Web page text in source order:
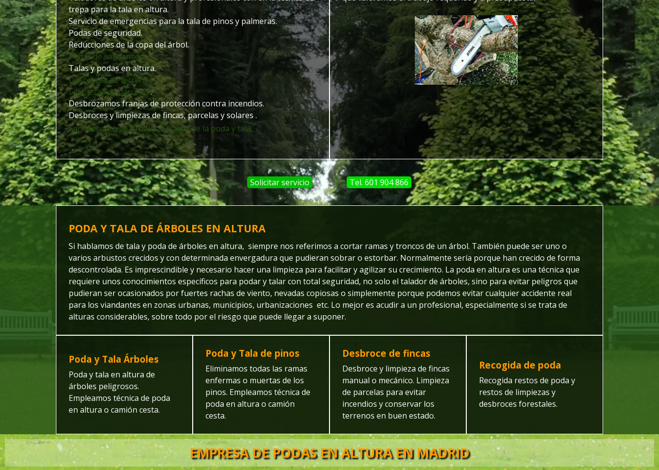
trepa para la tala en altura.
Servicio de emergencias para la tala de pinos y palmeras.
Podas de seguridad.
Reducciones de la copa del árbol.
Podas de saneamiento.
Talas y podas en altura.
Desbroces de terrenos.
Limpiezas de parcelas..
Desbrozamos franjas de protección contra incendios.
Desbroces y limpiezas de fincas, parcelas y solares .
Saneamiento de Árboles a través de la poda y tala.
Solicitar servicio Tel. 601 904 866
PODA Y TALA DE ÁRBOLES EN ALTURA
Si hablamos de tala y poda de árboles en altura, siempre nos referimos a cortar ramas y troncos de un árbol. También puede ser uno o
varios arbustos crecidos y con determinada envergadura que pudieran sobrar o estorbar. Normalmente sería porque han crecido de forma
descontrolada. Es imprescindible y necesario hacer una limpieza para facilitar y agilizar su crecimiento. La poda en altura es una técnica que
requiere unos conocimientos específicos para podar y talar con total seguridad, no solo el talador de árboles, sino para evitar peligros que
pudieran ser ocasionados por fuertes rachas de viento, nevadas copiosas o simplemente porque podemos evitar cualquier accidente real
para los viandantes en zonas urbanas, municipios, urbanizaciones etc. Lo mejor es acudir a un profesional, especialmente si se trata de
alturas considerables, sobre todo por el riesgo que puede llegar a suponer.
Recogida de poda
Recogida restos de poda y
restos de limpiezas y
desbroces forestales.
Desbroce de fincas
Desbroce y limpieza de fincas
manual o mecánico. Limpieza
de parcelas para evitar
incendios y conservar los
terrenos en buen estado.
Poda y Tala de pinos
Eliminamos todas las ramas
enfermas o muertas de los
pinos. Empleamos técnica de
poda en altura o camión
cesta.
Poda y Tala Árboles
Poda y tala en altura de
árboles peligrosos.
Empleamos técnica de poda
en altura o camión cesta.
EMPRESA DE PODAS EN ALTURA EN MADRID